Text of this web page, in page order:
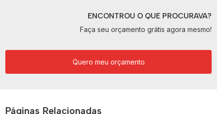
ENCONTROU O QUE PROCURAVA?
Faça seu orçamento grátis agora mesmo!
Quero meu orçamento
Páginas Relacionadas